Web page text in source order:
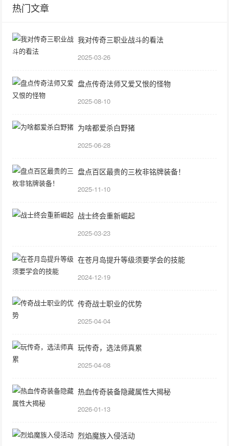
热门文章
我对传奇三职业战斗的看法
2025-03-26
盘点传奇法师又爱又恨的怪物
2025-08-10
为啥都爱杀白野猪
2025-06-28
盘点百区最贵的三枚非铭牌装备！
2025-11-10
战士终会重新崛起
2025-03-23
在苍月岛提升等级须要学会的技能
2024-12-19
传奇战士职业的优势
2025-04-04
玩传奇，选法师真累
2025-04-08
热血传奇装备隐藏属性大揭秘
2026-01-13
烈焰魔族入侵活动